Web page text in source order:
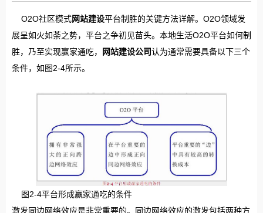
O2O社区模式网站建设平台制胜的关键方法详解。O2O领域发
展呈如火如荼之势，平台之争初见苗头。本地生活O2O平台如何制
胜，乃至实现赢家通吃，
网站建设公司认为通常需要具备以下三个
条件，如图2-4所示。
图2-4平台形成赢家通吃的条件
激发同边网络效应是非常重要的。同边网络效应的激发包括两种方